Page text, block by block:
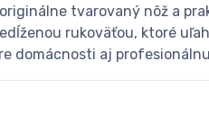
tvarovaný nôž a
rukoväťou, ktoré
domácnosti aj